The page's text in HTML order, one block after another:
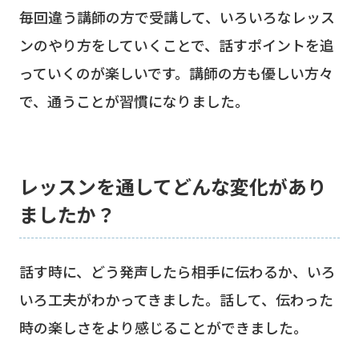
毎回違う講師の方で受講して、いろいろなレッス
ンのやり方をしていくことで、話すポイントを追
っていくのが楽しいです。講師の方も優しい方々
で、通うことが習慣になりました。
レッスンを通してどんな変化があり
ましたか？
話す時に、どう発声したら相手に伝わるか、いろ
いろ工夫がわかってきました。話して、伝わった
時の楽しさをより感じることができました。